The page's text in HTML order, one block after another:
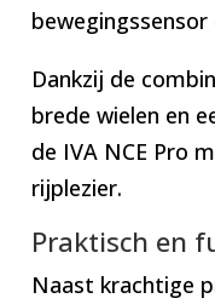
Dankzij de
brede wielen en
de IVA NCE Pro
rijplezier.
Praktisch en
Naast krachtige